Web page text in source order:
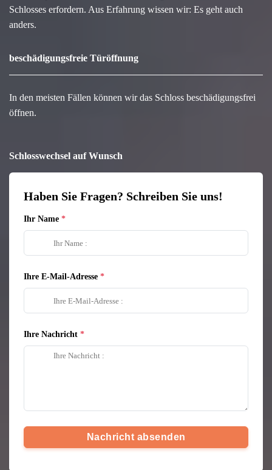
Schlosses erfordern. Aus Erfahrung wissen wir: Es geht auch
anders.
beschädigungsfreie Türöffnung
In den meisten Fällen können wir das Schloss beschädigungsfrei
öffnen.
Schlosswechsel auf Wunsch
Haben Sie Fragen? Schreiben Sie uns!
Ihr Name
Ihre E-Mail-Adresse
Ihre Nachricht
Nachricht absenden